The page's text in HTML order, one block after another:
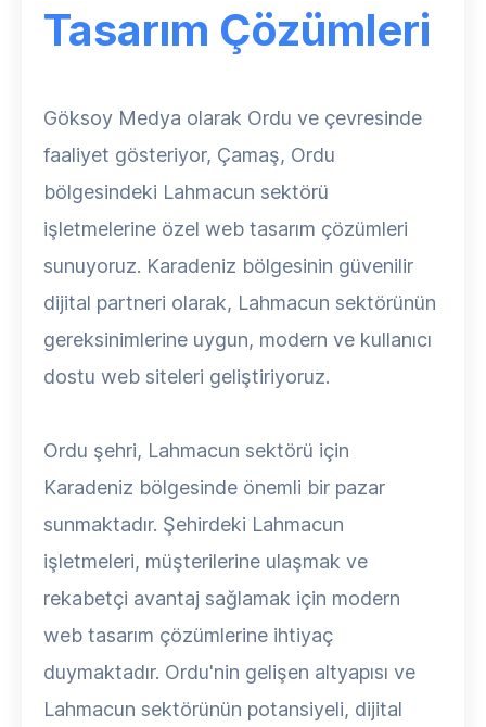
Tasarım Çözümleri
Göksoy Medya olarak Ordu ve çevresinde
faaliyet gösteriyor, Çamaş, Ordu
bölgesindeki Lahmacun sektörü
işletmelerine özel web tasarım çözümleri
sunuyoruz. Karadeniz bölgesinin güvenilir
dijital partneri olarak, Lahmacun sektörünün
gereksinimlerine uygun, modern ve kullanıcı
dostu web siteleri geliştiriyoruz.
Ordu şehri, Lahmacun sektörü için
Karadeniz bölgesinde önemli bir pazar
sunmaktadır. Şehirdeki Lahmacun
işletmeleri, müşterilerine ulaşmak ve
rekabetçi avantaj sağlamak için modern
web tasarım çözümlerine ihtiyaç
duymaktadır. Ordu'nin gelişen altyapısı ve
Lahmacun sektörünün potansiyeli, dijital